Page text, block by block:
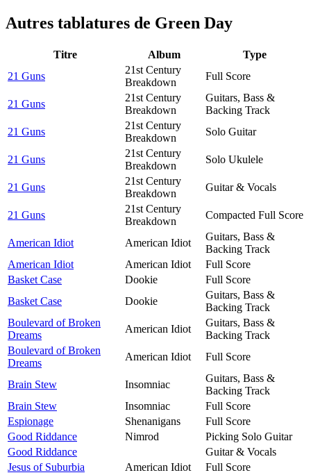
Autres tablatures de Green Day
Titre Album
Type
21 Guns
21st Century
Breakdown
Full Score
21 Guns
21st Century
Breakdown
Guitars, Bass &
Backing Track
21 Guns
21st Century
Breakdown
Solo Guitar
21 Guns
21st Century
Breakdown
Solo Ukulele
21 Guns
21st Century
Breakdown
Guitar & Vocals
21 Guns
21st Century
Breakdown
Compacted Full Score
American Idiot American Idiot
Guitars, Bass &
Backing Track
American Idiot
American Idiot
Full Score
Basket Case
Dookie
Full Score
Basket Case
Dookie
Guitars, Bass &
Backing Track
Boulevard of Broken
Dreams
American Idiot
Guitars, Bass &
Backing Track
Boulevard of Broken
Dreams
American Idiot Full Score
Brain Stew Insomniac
Guitars, Bass &
Backing Track
Brain Stew
Insomniac
Full Score
Espionage
Shenanigans
Full Score
Good Riddance
Nimrod
Picking Solo Guitar
Good Riddance
Guitar & Vocals
Jesus of Suburbia
American Idiot
Full Score